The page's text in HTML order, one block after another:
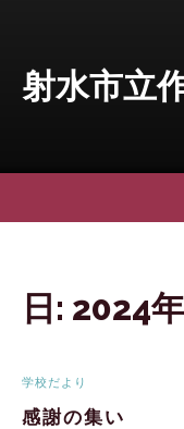
射水市立
日: 2024
学校だより
感謝の集い